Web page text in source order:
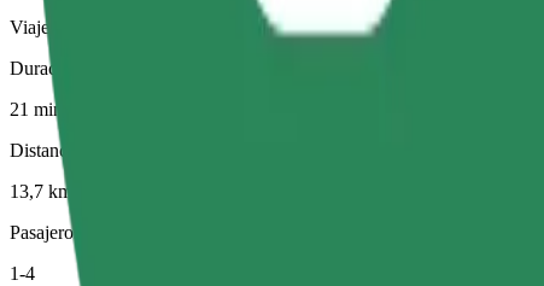
Viajes eficientes en vehículos híbridos y eléctricos
Duración estimada del viaje
21 min
Distancia estimada
13,7 km
Pasajeros
1-4